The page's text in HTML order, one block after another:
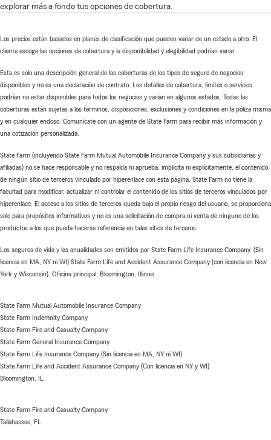
explorar más a fondo tus opciones de cobertura.
Los precios están basados en planes de clasificación que pueden variar de un estado a otro. El
cliente escoge las opciones de cobertura y la disponibilidad y elegibilidad podrían variar.
Esta es solo una descripción general de las coberturas de los tipos de seguro de negocios
disponibles y no es una declaración de contrato. Los detalles de cobertura, límites o servicios
podrían no estar disponibles para todos los negocios y varían en algunos estados. Todas las
coberturas están sujetas a los términos, disposiciones, exclusiones y condiciones en la póliza misma
y en cualquier endoso. Comunícate con un agente de State Farm para recibir más información y
una cotización personalizada.
State Farm (incluyendo State Farm Mutual Automobile Insurance Company y sus subsidiarias y
afiliadas) no se hace responsable y no respalda ni aprueba, implícita ni explícitamente, el contenido
de ningún sitio de terceros vinculado por hiperenlace con esta página. State Farm no tiene la
facultad para modificar, actualizar ni controlar el contenido de los sitios de terceros vinculados por
hiperenlace. El acceso a los sitios de terceros queda bajo el propio riesgo del usuario, se proporciona
solo para propósitos informativos y no es una solicitación de compra ni venta de ninguno de los
productos a los que pueda hacerse referencia en tales sitios de terceros.
Los seguros de vida y las anualidades son emitidos por State Farm Life Insurance Company. (Sin
licencia en MA, NY ni WI) State Farm Life and Accident Assurance Company (con licencia en New
York y Wisconsin). Oficina principal, Bloomington, Illinois.
State Farm Mutual Automobile Insurance Company
State Farm Indemnity Company
State Farm Fire and Casualty Company
State Farm General Insurance Company
State Farm Life Insurance Company (Sin licencia en MA, NY ni WI)
State Farm Life and Accident Assurance Company (Con licencia en NY y WI)
Bloomington, IL
State Farm Fire and Casualty Company
Tallahassee, FL